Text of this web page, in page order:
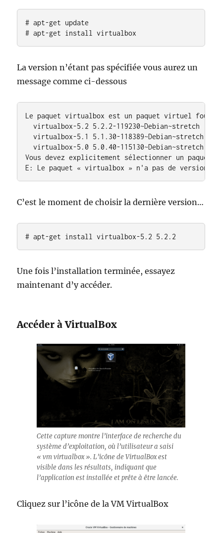
# apt-get update
# apt-get install virtualbox
La version n’étant pas spécifiée vous aurez un
message comme ci-dessous
Le paquet virtualbox est un paquet virtuel fourni
virtualbox-5.2 5.2.2-119230~Debian~stretch
virtualbox-5.1 5.1.30-118389~Debian~stretch
virtualbox-5.0 5.0.40-115130~Debian~stretch
Vous devez explicitement sélectionner un
E: Le paquet « virtualbox » n'a pas de version
C’est le moment de choisir la dernière version…
# apt-get install virtualbox-5.2 5.2.2
Une fois l’installation terminée, essayez
maintenant d’y accéder.
Accéder à VirtualBox
Cette capture montre l’interface de recherche du
système d’exploitation, où l’utilisateur a saisi
« vm virtualbox ». L’icône de VirtualBox est
visible dans les résultats, indiquant que
l’application est installée et prête à être lancée.
Cliquez sur l’icône de la VM VirtualBox